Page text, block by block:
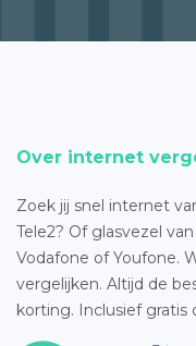
Over internet
Zoek jij snel internet
Tele2? Of glasvezel
Vodafone of Youfone.
vergelijken. Altijd de
korting. Inclusief gratis